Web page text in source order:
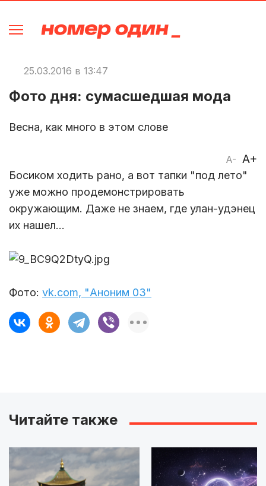
25.03.2016 в 13:47
Фото дня: сумасшедшая мода
Весна, как много в этом слове
A- A+
Босиком ходить рано, а вот тапки "под лето"
уже можно продемонстрировать
окружающим. Даже не знаем, где улан-удэнец
их нашел...
Фото: vk.com, "Аноним 03"
Читайте также